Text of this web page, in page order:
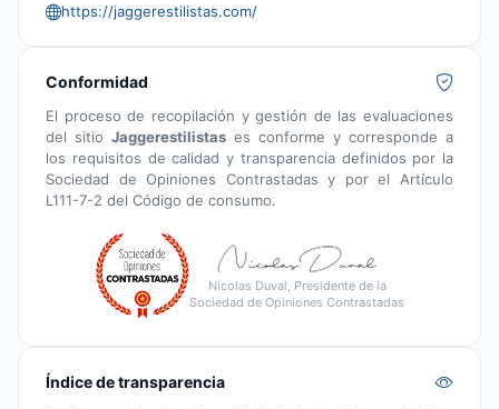
https://jaggerestilistas.com/
Conformidad
El proceso de recopilación y gestión de las evaluaciones
del sitio Jaggerestilistas es conforme y corresponde a
los requisitos de calidad y transparencia definidos por la
Sociedad de Opiniones Contrastadas y por el Artículo
L111-7-2 del Código de consumo.
Nicolas Duval, Presidente de la
Sociedad de Opiniones Contrastadas
Índice de transparencia